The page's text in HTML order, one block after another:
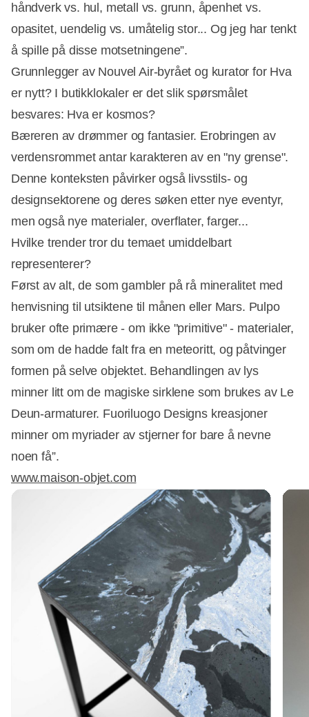
håndverk vs. hul, metall vs. grunn, åpenhet vs.
opasitet, uendelig vs. umåtelig stor... Og jeg har tenkt
å spille på disse motsetningene”.
Grunnlegger av Nouvel Air-byrået og kurator for Hva
er nytt? I butikklokaler er det slik spørsmålet
besvares: Hva er kosmos?
Bæreren av drømmer og fantasier. Erobringen av
verdensrommet antar karakteren av en "ny grense".
Denne konteksten påvirker også livsstils- og
designsektorene og deres søken etter nye eventyr,
men også nye materialer, overflater, farger...
Hvilke trender tror du temaet umiddelbart
representerer?
Først av alt, de som gambler på rå mineralitet med
henvisning til utsiktene til månen eller Mars. Pulpo
bruker ofte primære - om ikke "primitive" - ​​materialer,
som om de hadde falt fra en meteoritt, og påtvinger
formen på selve objektet. Behandlingen av lys
minner litt om de magiske sirklene som brukes av Le
Deun-armaturer. Fuoriluogo Designs kreasjoner
minner om myriader av stjerner for bare å nevne
noen få”.
www.maison-objet.com